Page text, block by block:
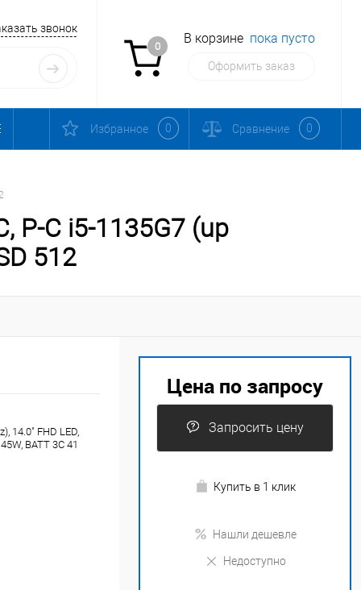
звонок
0
В корзине пока пусто
Оформить заказ
Избранное 0 Сравнение 0
P-C i5-1135G7 (up
512
14.0" FHD LED,
BATT 3C 41
Цена по запросу
Запросить цену
Купить в 1 клик
Нашли дешевле
Недоступно